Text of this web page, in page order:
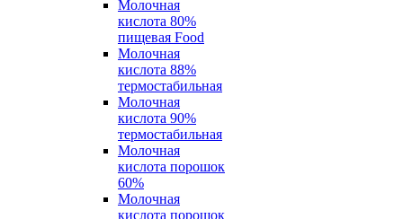
Молочная
кислота 80%
пищевая Food
Молочная
кислота 88%
термостабильная
Молочная
кислота 90%
термостабильная
Молочная
кислота порошок
60%
Молочная
кислота порошок